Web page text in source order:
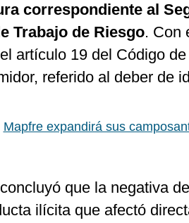
correspondiente al
Trabajo de Riesgo. Con
artículo 19 del Código
referido al deber de
Mapfre expandirá sus
que la negativa
ilícita que afectó